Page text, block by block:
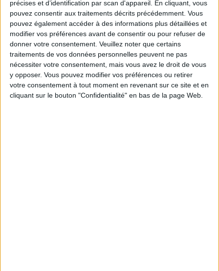
précises et d’identification par scan d'appareil. En cliquant, vous
pouvez consentir aux traitements décrits précédemment. Vous
pouvez également accéder à des informations plus détaillées et
modifier vos préférences avant de consentir ou pour refuser de
donner votre consentement. Veuillez noter que certains
traitements de vos données personnelles peuvent ne pas
nécessiter votre consentement, mais vous avez le droit de vous
y opposer. Vous pouvez modifier vos préférences ou retirer
votre consentement à tout moment en revenant sur ce site et en
cliquant sur le bouton "Confidentialité" en bas de la page Web.
ADOPT PARFUMS IS REVOLUTIONIZING AFFORDABLE MADE-IN-FRANCE
FRAGRANCES